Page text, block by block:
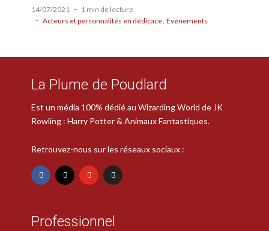
14/07/2021
1 min de lecture
Acteurs et personnalités en dédicace Evénements
La Plume de Poudlard
Est un média 100% dédié au Wizarding World de JK
Rowling : Harry Potter & Animaux Fantastiques.
Retrouvez-nous sur les réseaux sociaux :
Professionnel